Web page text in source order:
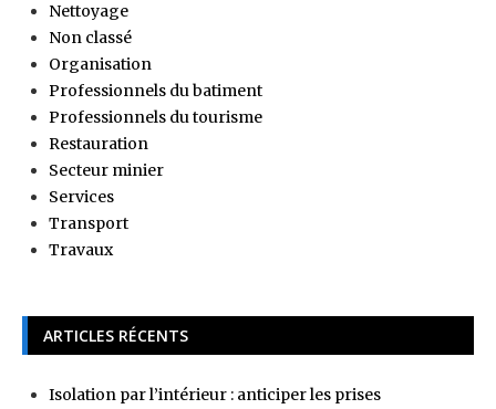
Nettoyage
Non classé
Organisation
Professionnels du batiment
Professionnels du tourisme
Restauration
Secteur minier
Services
Transport
Travaux
ARTICLES RÉCENTS
Isolation par l’intérieur : anticiper les prises